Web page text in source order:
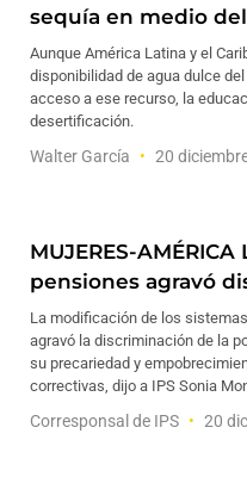
sequía en medio
Aunque América Latina y el
disponibilidad de agua dulce
acceso a ese recurso, la
desertificación.
Walter García 20
MUJERES-
pensiones agravó
La modificación de los
agravó la discriminación de la
su precariedad y
correctivas, dijo a IPS Sonia
Corresponsal de IPS 20